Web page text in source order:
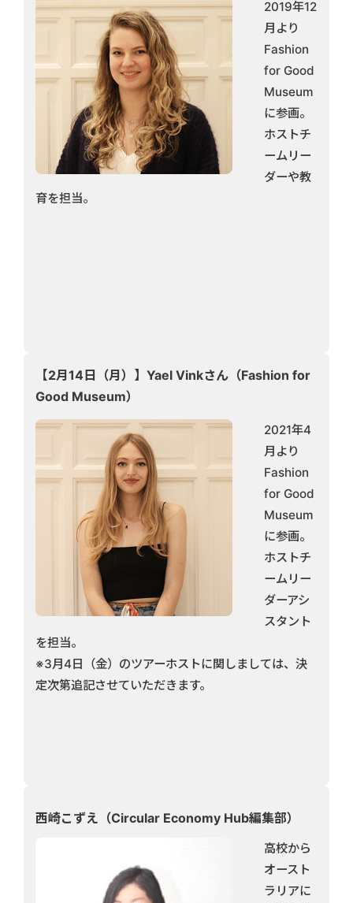
2019年12
月より
Fashion
for Good
Museum
に参画。
ホストチ
ームリー
ダーや教
育を担当。
【2月14日（月）】Yael Vinkさん（Fashion for
Good Museum）
2021年4
月より
Fashion
for Good
Museum
に参画。
ホストチ
ームリー
ダーアシ
スタント
を担当。
※3月4日（金）のツアーホストに関しましては、決
定次第追記させていただきます。
西崎こずえ（Circular Economy Hub編集部）
高校から
オースト
ラリアに